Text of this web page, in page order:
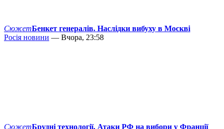
СюжетБенкет генералів. Наслідки вибуху в Москві
Росія новини — Вчора, 23:58
СюжетБрудні технології. Атаки РФ на вибори у Франції